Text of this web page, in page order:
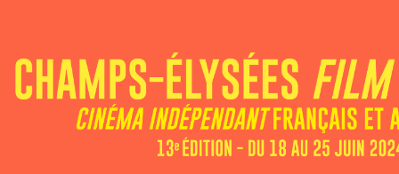
Recevez notre newsletter :